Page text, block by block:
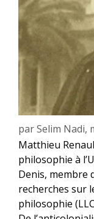
parSelim Nadi,
Matthieu
philosophie à
Denis, membre
recherches sur
philosophie